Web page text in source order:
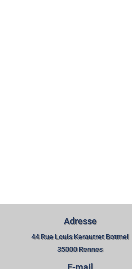
Adresse
44 Rue Louis Kerautret Botmel
35000 Rennes